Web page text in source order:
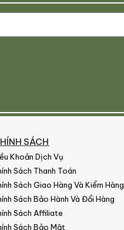
SÁCH
Khoản Dịch Vụ
Sách Thanh Toán
Sách Giao Hàng Và Kiểm Hàng
Sách Bảo Hành Và Đổi Hàng
Sách Affiliate
Sách Bảo Mật